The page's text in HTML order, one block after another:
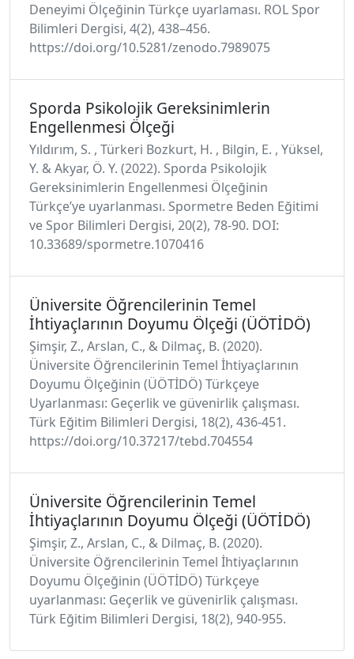
Deneyimi Ölçeğinin Türkçe uyarlaması. ROL Spor
Bilimleri Dergisi, 4(2), 438–456.
https://doi.org/10.5281/zenodo.7989075
Sporda Psikolojik Gereksinimlerin
Engellenmesi Ölçeği
Yıldırım, S. , Türkeri Bozkurt, H. , Bilgin, E. , Yüksel,
Y. & Akyar, Ö. Y. (2022). Sporda Psikolojik
Gereksinimlerin Engellenmesi Ölçeğinin
Türkçe’ye uyarlanması. Spormetre Beden Eğitimi
ve Spor Bilimleri Dergisi, 20(2), 78-90. DOI:
10.33689/spormetre.1070416
Üniversite Öğrencilerinin Temel
İhtiyaçlarının Doyumu Ölçeği (ÜÖTİDÖ)
Şimşir, Z., Arslan, C., & Dilmaç, B. (2020).
Üniversite Öğrencilerinin Temel İhtiyaçlarının
Doyumu Ölçeğinin (ÜÖTİDÖ) Türkçeye
Uyarlanması: Geçerlik ve güvenirlik çalışması.
Türk Eğitim Bilimleri Dergisi, 18(2), 436-451.
https://doi.org/10.37217/tebd.704554
Üniversite Öğrencilerinin Temel
İhtiyaçlarının Doyumu Ölçeği (ÜÖTİDÖ)
Şimşir, Z., Arslan, C., & Dilmaç, B. (2020).
Üniversite Öğrencilerinin Temel İhtiyaçlarının
Doyumu Ölçeğinin (ÜÖTİDÖ) Türkçeye
uyarlanması: Geçerlik ve güvenirlik çalışması.
Türk Eğitim Bilimleri Dergisi, 18(2), 940-955.